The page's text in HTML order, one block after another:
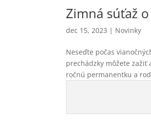
Zimná súťaž
dec 15, 2023 | Novinky
Neseďte počas
prechádzky môžete
ročnú permanentku a